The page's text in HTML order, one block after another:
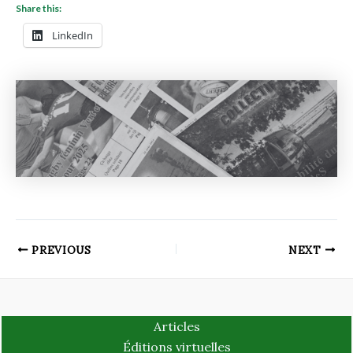
Share this:
LinkedIn
PREVIOUS NEXT
Articles
Éditions virtuelles